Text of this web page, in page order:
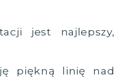
jest najlepszy,
piękną linię nad